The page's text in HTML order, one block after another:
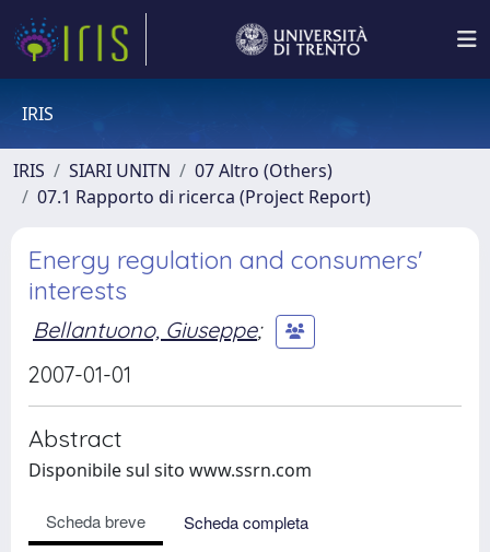
IRIS
IRIS SIARI UNITN
07 Altro (Others)
07.1 Rapporto di ricerca (Project Report)
Energy regulation and consumers'
interests
Bellantuono, Giuseppe;
2007-01-01
Abstract
Disponibile sul sito www.ssrn.com
Scheda breve
Scheda completa